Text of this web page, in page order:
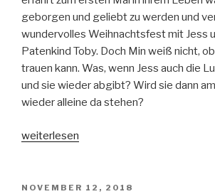
geborgen und geliebt zu werden und
wundervolles Weihnachtsfest mit Jess
Patenkind Toby. Doch Min weiß nicht,
trauen kann. Was, wenn Jess auch die
und sie wieder abgibt? Wird sie dann
wieder alleine da stehen?
„SchneeEngel“
weiterlesen
VERÖFFENTLICHT
NOVEMBER 12, 2018